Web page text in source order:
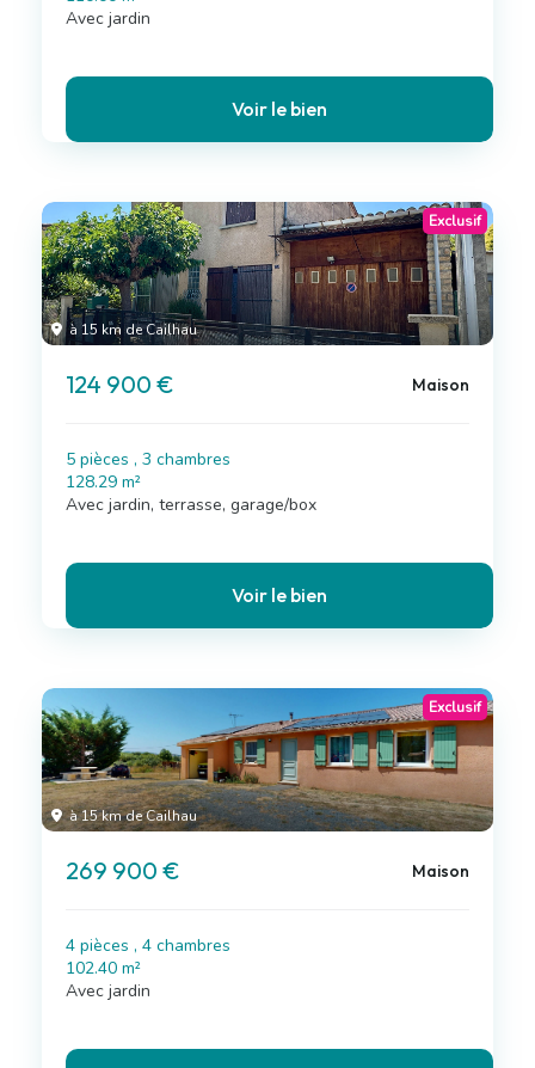
Avec jardin
Voir le bien
à 15 km de Cailhau
Exclusif
124 900 € Maison
5 pièces , 3 chambres
128.29 m²
Avec jardin, terrasse, garage/box
Voir le bien
à 15 km de Cailhau
Exclusif
269 900 € Maison
4 pièces , 4 chambres
102.40 m²
Avec jardin